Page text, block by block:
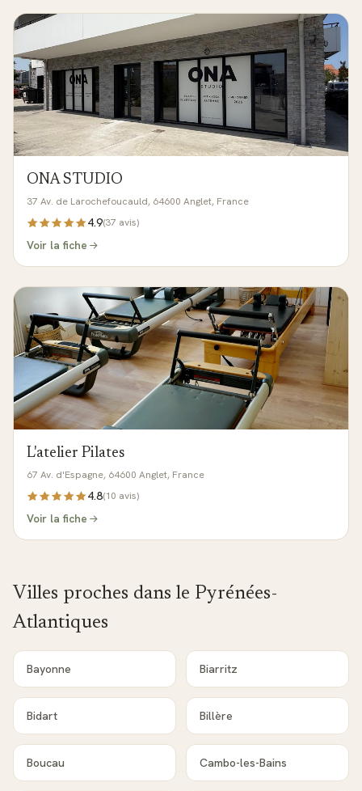
ONA STUDIO
37 Av. de Larochefoucauld, 64600 Anglet, France
4.9(37 avis)
Voir la fiche
L'atelier Pilates
67 Av. d'Espagne, 64600 Anglet, France
4.8(10 avis)
Voir la fiche
Villes proches dans le Pyrénées-
Atlantiques
Bayonne Biarritz
Bidart Billère
Boucau Cambo-les-Bains